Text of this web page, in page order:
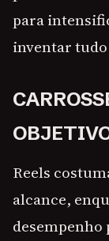
para
inventar tudo
Reels
alcance,
desempenho